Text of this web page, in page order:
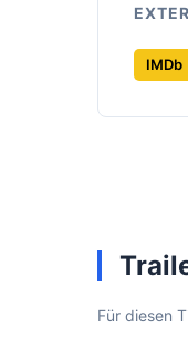
IMDb
Für diesen